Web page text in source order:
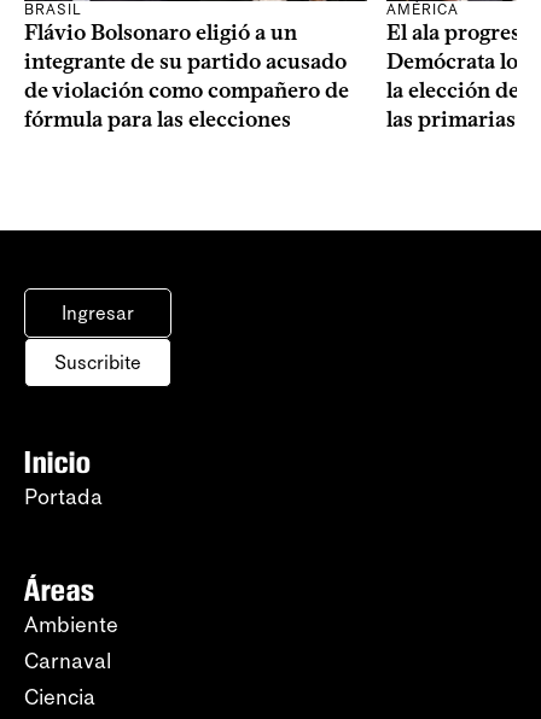
BRASIL
Flávio Bolsonaro eligió a un
integrante de su partido acusado
de violación como compañero de
fórmula para las elecciones
AMÉRICA
El ala
Demócrata
la elección de
las primarias
Ingresar
Suscribite
Inicio
Portada
Áreas
Ambiente
Carnaval
Ciencia